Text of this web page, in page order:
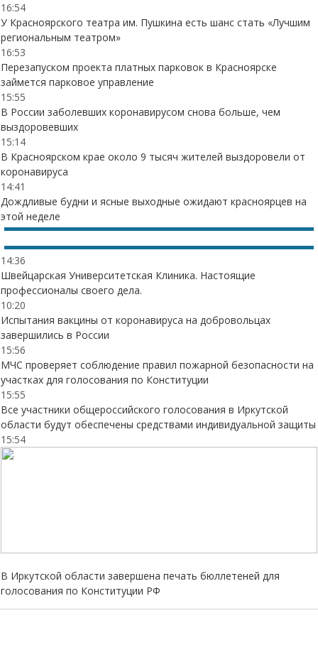
16:54
У Красноярского театра им. Пушкина есть шанс стать «Лучшим
региональным театром»
16:53
Перезапуском проекта платных парковок в Красноярске
займется парковое управление
15:55
В России заболевших коронавирусом снова больше, чем
выздоровевших
15:14
В Красноярском крае около 9 тысяч жителей выздоровели от
коронавируса
14:41
Дождливые будни и ясные выходные ожидают красноярцев на
этой неделе
14:36
Швейцарская Университетская Клиника. Настоящие
профессионалы своего дела.
10:20
Испытания вакцины от коронавируса на добровольцах
завершились в России
15:56
МЧС проверяет соблюдение правил пожарной безопасности на
участках для голосования по Конституции
15:55
Все участники общероссийского голосования в Иркутской
области будут обеспечены средствами индивидуальной защиты
15:54
В Иркутской области завершена печать бюллетеней для
голосования по Конституции РФ